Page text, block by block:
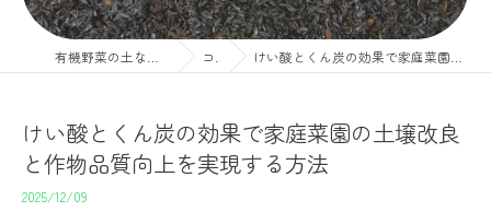
コラム けい酸とくん炭の効果で家庭菜園の土壌改良と作物品質向上を実現する方法
けい酸とくん炭の効果で家庭菜園の土壌改良
と作物品質向上を実現する方法
2025/12/09